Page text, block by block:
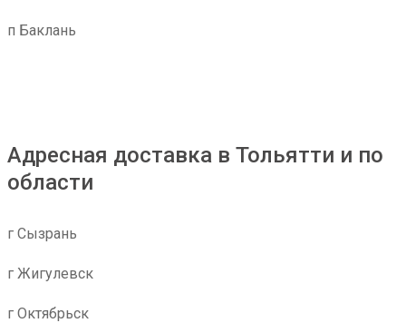
п Баклань
Адресная доставка в Тольятти и по
области
г Сызрань
г Жигулевск
г Октябрьск